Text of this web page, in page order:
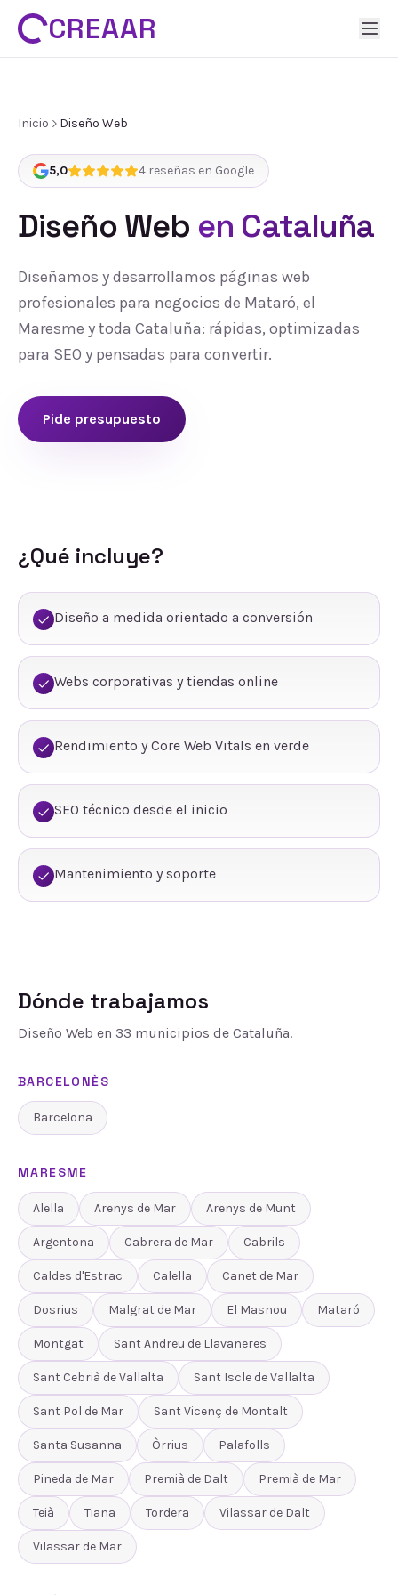
CREAAR
Inicio Diseño Web
5,0 4 reseñas en Google
Diseño Web en Cataluña
Diseñamos y desarrollamos páginas web
profesionales para negocios de Mataró, el
Maresme y toda Cataluña: rápidas, optimizadas
para SEO y pensadas para convertir.
Pide presupuesto
¿Qué incluye?
Diseño a medida orientado a conversión
Webs corporativas y tiendas online
Rendimiento y Core Web Vitals en verde
SEO técnico desde el inicio
Mantenimiento y soporte
Dónde trabajamos
Diseño Web en 33 municipios de Cataluña.
BARCELONÈS
Barcelona
MARESME
Alella Arenys de Mar Arenys de Munt
Argentona Cabrera de Mar Cabrils
Caldes d'Estrac Calella Canet de Mar
Dosrius Malgrat de Mar El Masnou Mataró
Montgat Sant Andreu de Llavaneres
Sant Cebrià de Vallalta Sant Iscle de Vallalta
Sant Pol de Mar Sant Vicenç de Montalt
Santa Susanna Òrrius Palafolls
Pineda de Mar Premià de Dalt Premià de Mar
Teià Tiana Tordera Vilassar de Dalt
Vilassar de Mar